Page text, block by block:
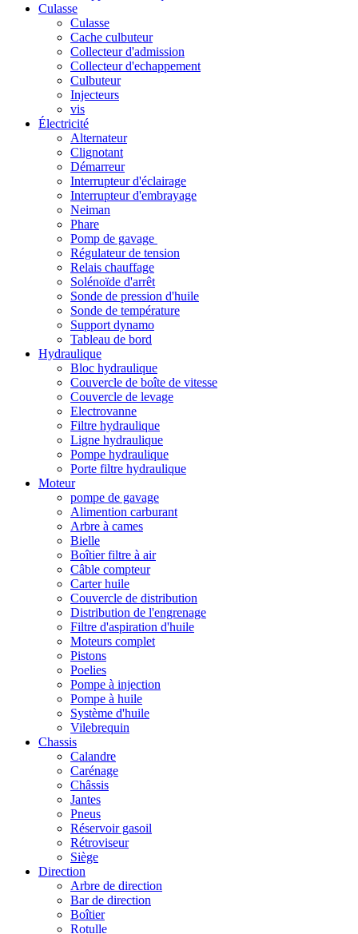
Culasse
Culasse
Cache culbuteur
Collecteur d'admission
Collecteur d'echappement
Culbuteur
Injecteurs
vis
Électricité
Alternateur
Clignotant
Démarreur
Interrupteur d'éclairage
Interrupteur d'embrayage
Neiman
Phare
Pomp de gavage
Régulateur de tension
Relais chauffage
Solénoïde d'arrêt
Sonde de pression d'huile
Sonde de température
Support dynamo
Tableau de bord
Hydraulique
Bloc hydraulique
Couvercle de boîte de vitesse
Couvercle de levage
Electrovanne
Filtre hydraulique
Ligne hydraulique
Pompe hydraulique
Porte filtre hydraulique
Moteur
pompe de gavage
Alimention carburant
Arbre à cames
Bielle
Boîtier filtre à air
Câble compteur
Carter huile
Couvercle de distribution
Distribution de l'engrenage
Filtre d'aspiration d'huile
Moteurs complet
Pistons
Poelies
Pompe à injection
Pompe à huile
Système d'huile
Vilebrequin
Chassis
Calandre
Carénage
Châssis
Jantes
Pneus
Réservoir gasoil
Rétroviseur
Siège
Direction
Arbre de direction
Bar de direction
Boîtier
Rotulle